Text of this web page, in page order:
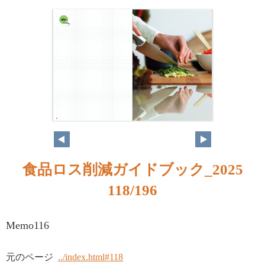
食品ロス削減ガイドブック_2025
118/196
Memo116
元のページ ../index.html#118